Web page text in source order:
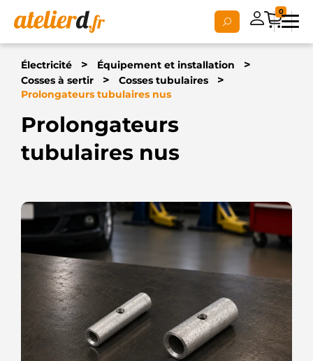
0
Électricité > Équipement et installation >
Cosses à sertir > Cosses tubulaires >
Prolongateurs tubulaires nus
Prolongateurs
tubulaires nus